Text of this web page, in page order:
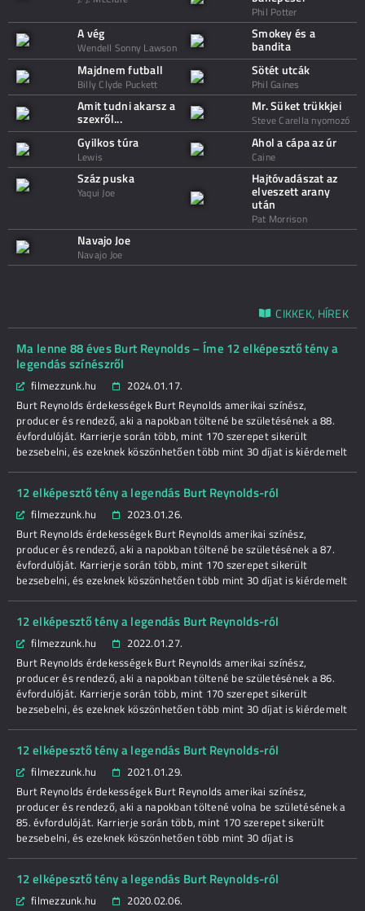
Phil Potter
A vég
Wendell Sonny Lawson
Smokey és a
bandita
Majdnem futball
Billy Clyde Puckett
Sötét utcák
Phil Gaines
Amit tudni akarsz a
szexről...
Mr. Süket trükkjei
Steve Carella nyomozó
Gyilkos túra
Lewis
Ahol a cápa az úr
Caine
Száz puska
Yaqui Joe
Hajtóvadászat az
elveszett arany
után
Pat Morrison
Navajo Joe
Navajo Joe
CIKKEK, HÍREK
Ma lenne 88 éves Burt Reynolds – Íme 12 elképesztő tény a
legendás színészről
filmezzunk.hu
2024.01.17.
Burt Reynolds érdekességek Burt Reynolds amerikai színész,
producer és rendező, aki a napokban töltené be születésének a 88.
évfordulóját. Karrierje során több, mint 170 szerepet sikerült
bezsebelni, és ezeknek köszönhetően több mint 30 díjat is kiérdemelt
12 elképesztő tény a legendás Burt Reynolds-ról
filmezzunk.hu
2023.01.26.
Burt Reynolds érdekességek Burt Reynolds amerikai színész,
producer és rendező, aki a napokban töltené be születésének a 87.
évfordulóját. Karrierje során több, mint 170 szerepet sikerült
bezsebelni, és ezeknek köszönhetően több mint 30 díjat is kiérdemelt
12 elképesztő tény a legendás Burt Reynolds-ról
filmezzunk.hu
2022.01.27.
Burt Reynolds érdekességek Burt Reynolds amerikai színész,
producer és rendező, aki a napokban töltené be születésének a 86.
évfordulóját. Karrierje során több, mint 170 szerepet sikerült
bezsebelni, és ezeknek köszönhetően több mint 30 díjat is kiérdemelt
12 elképesztő tény a legendás Burt Reynolds-ról
filmezzunk.hu
2021.01.29.
Burt Reynolds érdekességek Burt Reynolds amerikai színész,
producer és rendező, aki a napokban töltené volna be születésének a
85. évfordulóját. Karrierje során több, mint 170 szerepet sikerült
bezsebelni, és ezeknek köszönhetően több mint 30 díjat is
12 elképesztő tény a legendás Burt Reynolds-ról
filmezzunk.hu
2020.02.06.